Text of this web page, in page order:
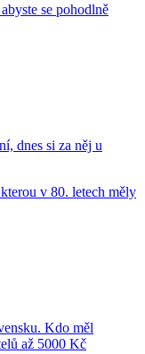
se pohodlně
dnes si za něj u
v 80. letech měly
Kdo měl
až 5000 Kč